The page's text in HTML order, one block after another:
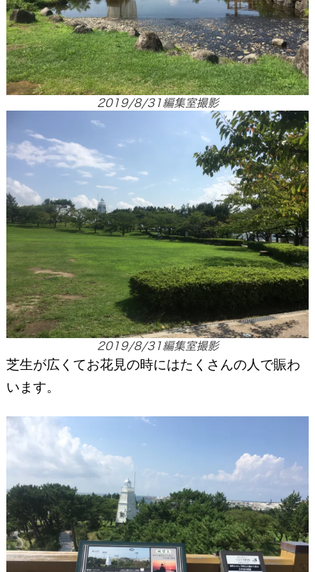
2019/8/31編集室撮影
2019/8/31編集室撮影
芝生が広くてお花見の時にはたくさんの人で賑わ
います。